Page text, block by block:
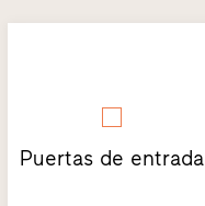
Puertas de entrada